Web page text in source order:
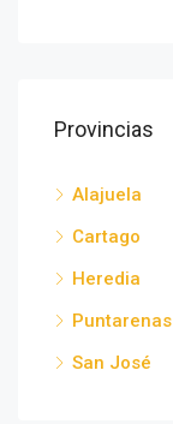
Provincias
Alajuela
Cartago
Heredia
Puntarenas
San José